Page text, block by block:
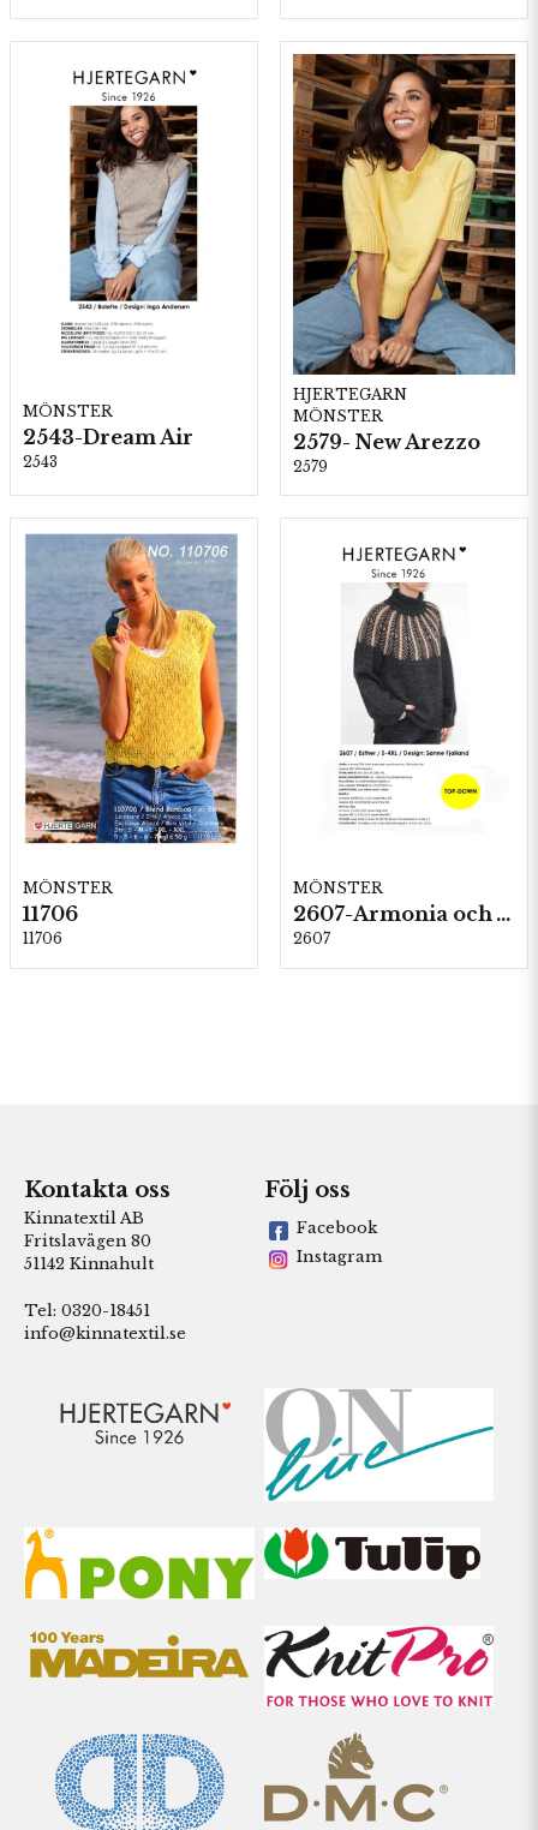
MÖNSTER
2543-Dream Air
2543
HJERTEGARN
MÖNSTER
2579- New Arezzo
2579
MÖNSTER
11706
11706
MÖNSTER
2607-Armonia och Alpaca 400
2607
Kontakta oss
Kinnatextil AB
Fritslavägen 80
51142 Kinnahult
Tel: 0320-18451
info@kinnatextil.se
Följ oss
Facebook
Instagram